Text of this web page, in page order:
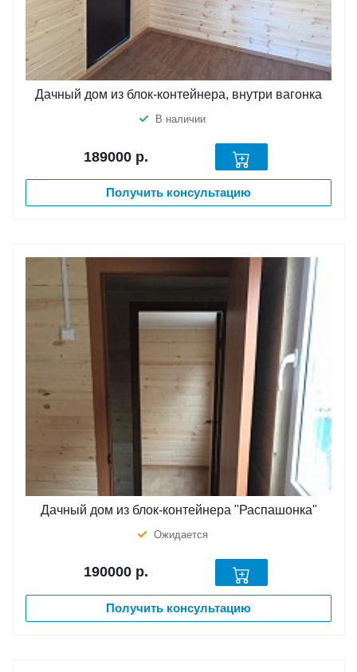
Дачный дом из блок-контейнера, внутри вагонка
В наличии
189000 р.
Получить консультацию
Дачный дом из блок-контейнера "Распашонка"
Ожидается
190000 р.
Получить консультацию